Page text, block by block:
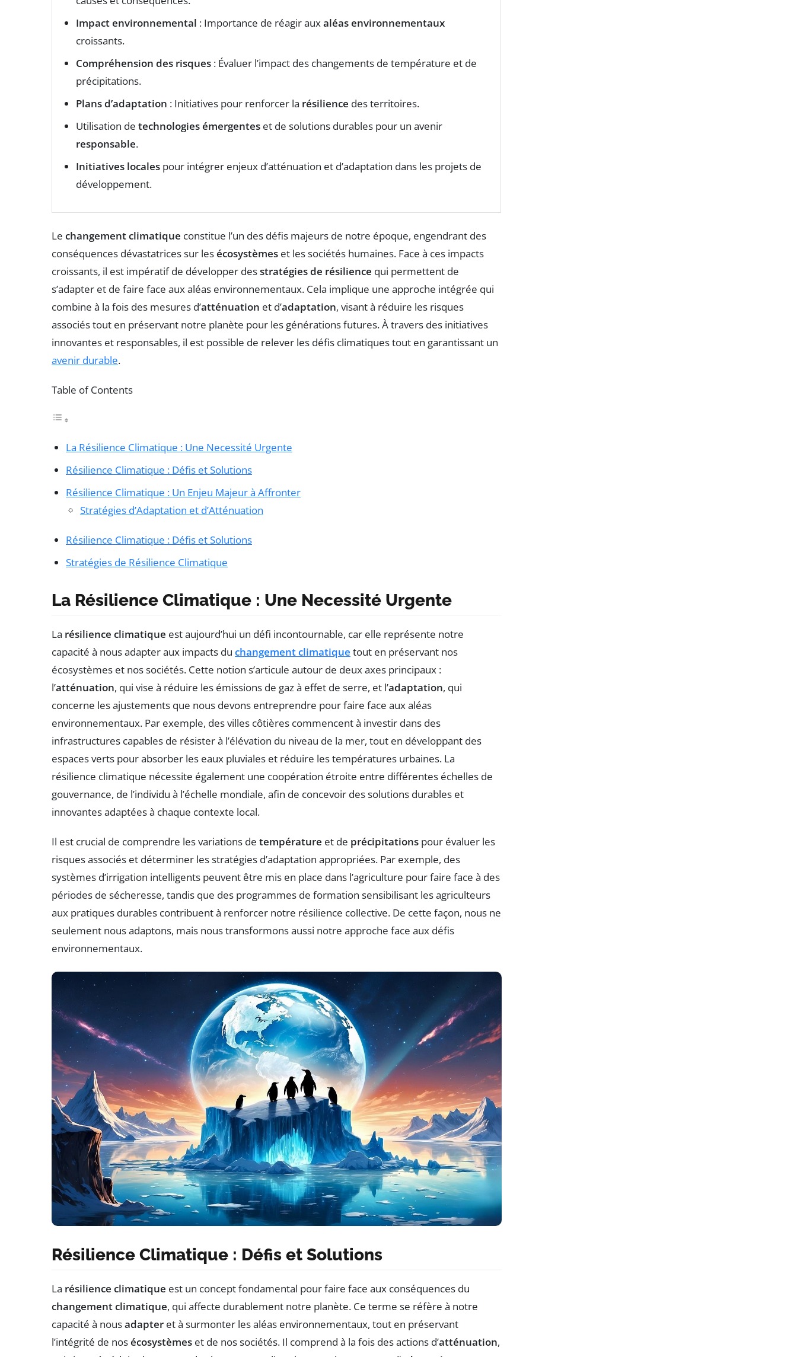
Impact environnemental : Importance de réagir auxaléas environnementaux
croissants.
Compréhension des risques : Évaluer l’impact des changements de température et de
précipitations.
Plans d’adaptation : Initiatives pour renforcer la résilience des territoires.
Utilisation de technologies émergentes et de solutions durables pour un avenir
responsable.
Initiatives locales pour intégrer enjeux d’atténuation et d’adaptation dans les projets de
développement.
Le changement climatique constitue l’un des défis majeurs de notre époque, engendrant des
conséquences dévastatrices sur lesécosystèmes et les sociétés humaines. Face à ces impacts
croissants, il est impératif de développer desstratégies de résilience qui permettent de
s’adapter et de faire face aux aléas environnementaux. Cela implique une approche intégrée qui
combine à la fois des mesures d’atténuation et d’adaptation, visant à réduire les risques
associés tout en préservant notre planète pour les générations futures. À travers des initiatives
innovantes et responsables, il est possible de relever les défis climatiques tout en garantissant un
avenir durable.
Table of Contents
La Résilience Climatique : Une Necessité Urgente
Résilience Climatique : Défis et Solutions
Résilience Climatique : Un Enjeu Majeur à Affronter
Stratégies d’Adaptation et d’Atténuation
Résilience Climatique : Défis et Solutions
Stratégies de Résilience Climatique
La Résilience Climatique : Une Necessité Urgente
La résilience climatique est aujourd’hui un défi incontournable, car elle représente notre
capacité à nous adapter aux impacts du changement climatique tout en préservant nos
écosystèmes et nos sociétés. Cette notion s’articule autour de deux axes principaux :
l’atténuation, qui vise à réduire les émissions de gaz à effet de serre, et l’adaptation, qui
concerne les ajustements que nous devons entreprendre pour faire face aux aléas
environnementaux. Par exemple, des villes côtières commencent à investir dans des
infrastructures capables de résister à l’élévation du niveau de la mer, tout en développant des
espaces verts pour absorber les eaux pluviales et réduire les températures urbaines. La
résilience climatique nécessite également une coopération étroite entre différentes échelles de
gouvernance, de l’individu à l’échelle mondiale, afin de concevoir des solutions durables et
innovantes adaptées à chaque contexte local.
Il est crucial de comprendre les variations de température et de précipitations pour évaluer les
risques associés et déterminer les stratégies d’adaptation appropriées. Par exemple, des
systèmes d’irrigation intelligents peuvent être mis en place dans l’agriculture pour faire face à des
périodes de sécheresse, tandis que des programmes de formation sensibilisant les agriculteurs
aux pratiques durables contribuent à renforcer notre résilience collective. De cette façon, nous ne
seulement nous adaptons, mais nous transformons aussi notre approche face aux défis
environnementaux.
Résilience Climatique : Défis et Solutions
La résilience climatique est un concept fondamental pour faire face aux conséquences du
changement climatique, qui affecte durablement notre planète. Ce terme se réfère à notre
capacité à nousadapter et à surmonter les aléas environnementaux, tout en préservant
l’intégrité de nosécosystèmes et de nos sociétés. Il comprend à la fois des actions d’atténuation,